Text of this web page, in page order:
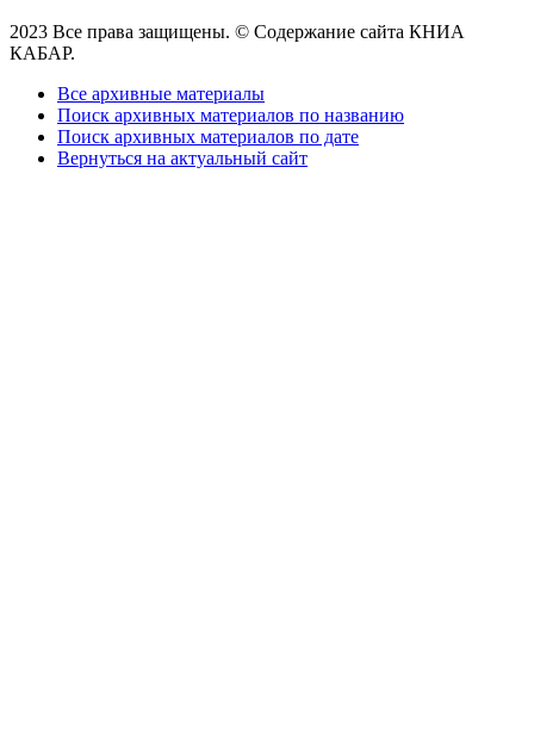
2023 Все права защищены. © Содержание сайта КНИА
КАБАР.
Все архивные материалы
Поиск архивных материалов по названию
Поиск архивных материалов по дате
Вернуться на актуальный сайт